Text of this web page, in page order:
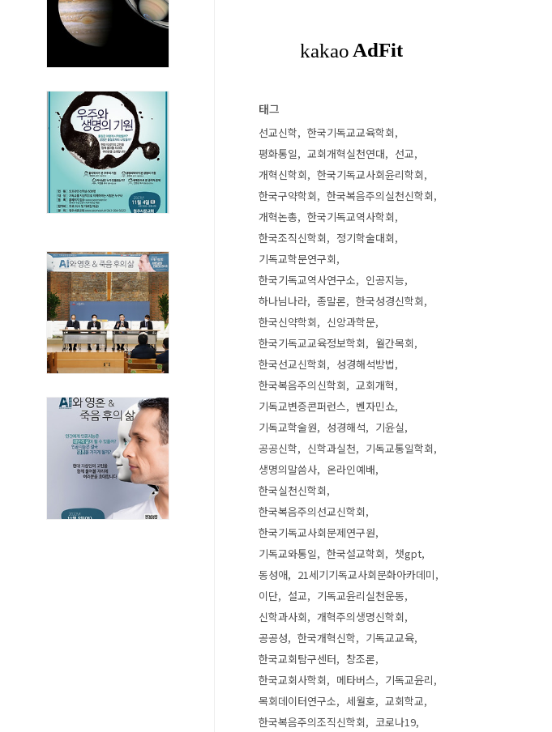
태그
선교신학
한국기독교교육학회
평화통일
교회개혁실천연대
선교
개혁신학회
한국기독교사회윤리학회
한국구약학회
한국복음주의실천신학회
개혁논총
한국기독교역사학회
한국조직신학회
정기학술대회
기독교학문연구회
한국기독교역사연구소
인공지능
하나님나라
종말론
한국성경신학회
한국신약학회
신앙과학문
한국기독교교육정보학회
월간목회
한국선교신학회
성경해석방법
한국복음주의신학회
교회개혁
기독교변증콘퍼런스
벤자민쇼
기독교학술원
성경해석
기윤실
공공신학
신학과실천
기독교통일학회
생명의말씀사
온라인예배
한국실천신학회
한국복음주의선교신학회
한국기독교사회문제연구원
기독교와통일
한국설교학회
챗gpt
동성애
21세기기독교사회문화아카데미
이단
설교
기독교윤리실천운동
신학과사회
개혁주의생명신학회
공공성
한국개혁신학
기독교교육
한국교회탐구센터
창조론
한국교회사학회
메타버스
기독교윤리
목회데이터연구소
세월호
교회학교
한국복음주의조직신학회
코로나19